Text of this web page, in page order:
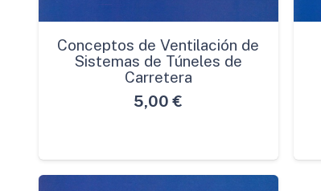
Conceptos de Ventilación de
Sistemas de Túneles de
Carretera
5,00 €